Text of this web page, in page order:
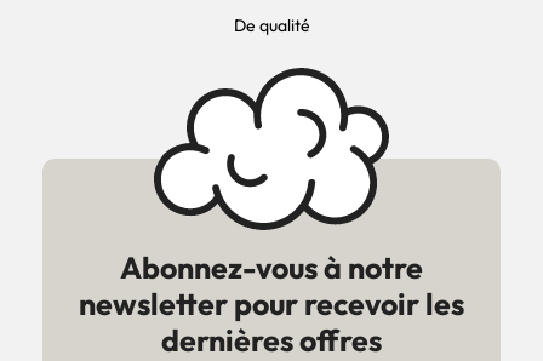
De qualité
Abonnez-vous à notre
newsletter pour recevoir les
dernières offres